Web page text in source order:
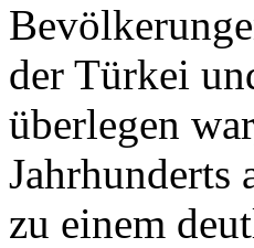
der Türkei
überlegen
Jahrhunderts
zu einem